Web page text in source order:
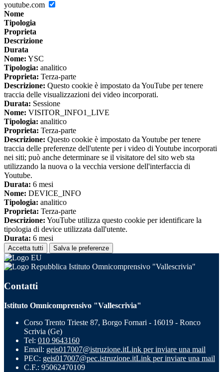
youtube.com
Nome
Tipologia
Proprieta
Descrizione
Durata
Nome: YSC
Tipologia: analitico
Proprieta: Terza-parte
Descrizione: Questo cookie è impostato da YouTube per tenere
traccia delle visualizzazioni dei video incorporati.
Durata: Sessione
Nome: VISITOR_INFO1_LIVE
Tipologia: analitico
Proprieta: Terza-parte
Descrizione: Questo cookie è impostato da Youtube per tenere
traccia delle preferenze dell'utente per i video di Youtube incorporati
nei siti; può anche determinare se il visitatore del sito web sta
utilizzando la nuova o la vecchia versione dell'interfaccia di
Youtube.
Durata: 6 mesi
Nome: DEVICE_INFO
Tipologia: analitico
Proprieta: Terza-parte
Descrizione: YouTube utilizza questo cookie per identificare la
tipologia di device utilizzata dall'utente.
Durata: 6 mesi
Accetta tutti Salva le preferenze
Istituto Omnicomprensivo "Vallescrivia"
Contatti
Istituto Omnicomprensivo "Vallescrivia"
Corso Trento Trieste 87, Borgo Fornari - 16019 - Ronco
Scrivia (Ge)
Tel: 010 9643160
Email: geis017007@istruzione.itLink per inviare una mail
PEC: geis017007@pec.istruzione.itLink per inviare una mail
C.F.: 95062470109